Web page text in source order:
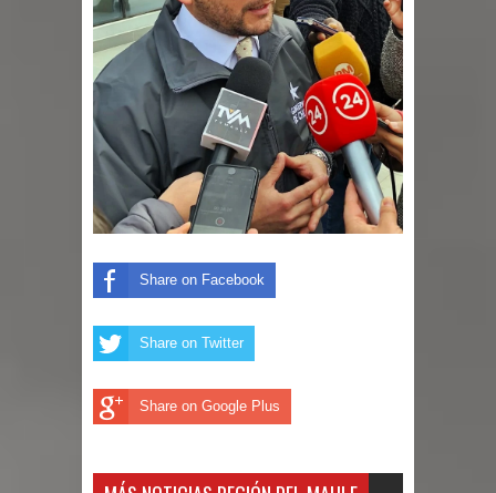
Share on Facebook
Share on Twitter
Share on Google Plus